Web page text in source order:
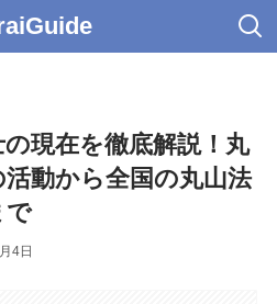
現在を徹底解説！丸
活動から全国の丸山法
で
4日